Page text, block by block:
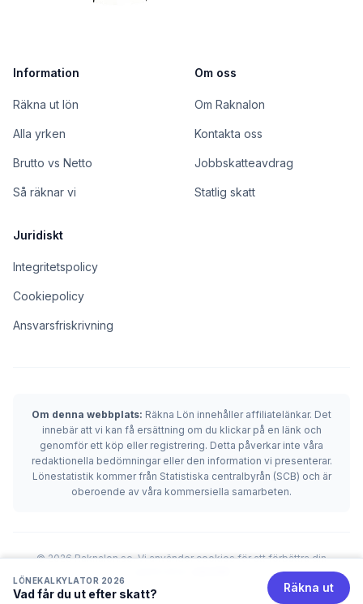
LÖNEKALKYLATOR 2026
Vad får du ut efter skatt? Räkna ut
Information
Räkna ut lön
Alla yrken
Brutto vs Netto
Så räknar vi
Om oss
Om Raknalon
Kontakta oss
Jobbskatteavdrag
Statlig skatt
Juridiskt
Integritetspolicy
Cookiepolicy
Ansvarsfriskrivning
Om denna webbplats: Räkna Lön innehåller affiliatelänkar. Det
innebär att vi kan få ersättning om du klickar på en länk och
genomför ett köp eller registrering. Detta påverkar inte våra
redaktionella bedömningar eller den information vi presenterar.
Lönestatistik kommer från Statistiska centralbyrån (SCB) och är
oberoende av våra kommersiella samarbeten.
© 2026 Raknalon.se. Vi använder cookies för att förbättra din